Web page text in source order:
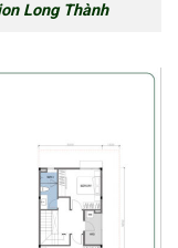
Long Thành